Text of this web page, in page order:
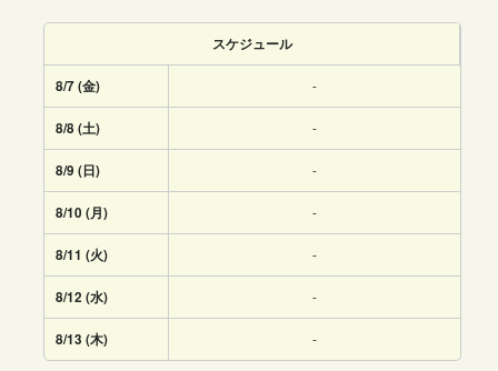
スケジュール
8/7 (金) -
8/8 (土) -
8/9 (日) -
8/10 (月) -
8/11 (火) -
8/12 (水) -
8/13 (木) -